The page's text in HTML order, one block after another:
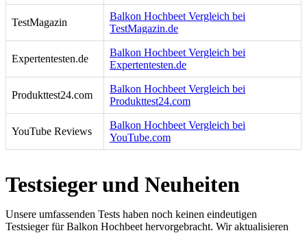
TestMagazin
Balkon Hochbeet Vergleich bei
TestMagazin.de
Expertentesten.de
Balkon Hochbeet Vergleich bei
Expertentesten.de
Produkttest24.com
Balkon Hochbeet Vergleich bei
Produkttest24.com
YouTube Reviews
Balkon Hochbeet Vergleich bei
YouTube.com
Testsieger und Neuheiten
Unsere umfassenden Tests haben noch keinen eindeutigen
Testsieger für Balkon Hochbeet hervorgebracht. Wir aktualisieren